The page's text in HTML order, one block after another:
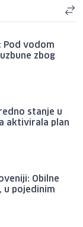
Pod vodom
zbog
stanje u
aktivirala plan
Obilne
u pojedinim